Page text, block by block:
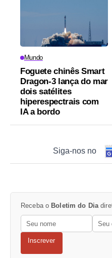
Mundo
Foguete chinês Smart
Dragon-3 lança do mar
dois satélites
hiperespectrais com
IA a bordo
Siga-nos no
Receba o Boletim do Dia
Inscrever